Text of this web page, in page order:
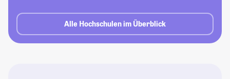
Alle Hochschulen im Überblick